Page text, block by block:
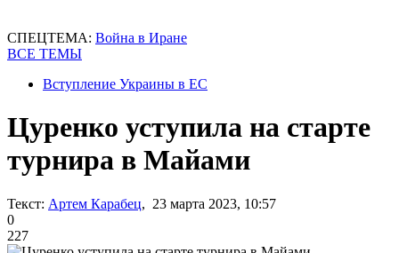
СПЕЦТЕМА: Война в Иране
ВСЕ ТЕМЫ
Вступление Украины в ЕС
Цуренко уступила на старте
турнира в Майами
Текст: Артем Карабец, 23 марта 2023, 10:57
0
227